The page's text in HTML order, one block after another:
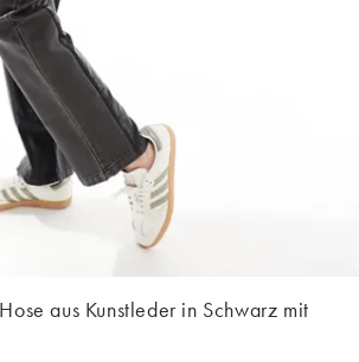
aus Kunstleder in Schwarz mit